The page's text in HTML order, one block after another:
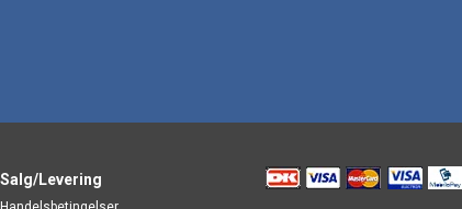
Salg/Levering